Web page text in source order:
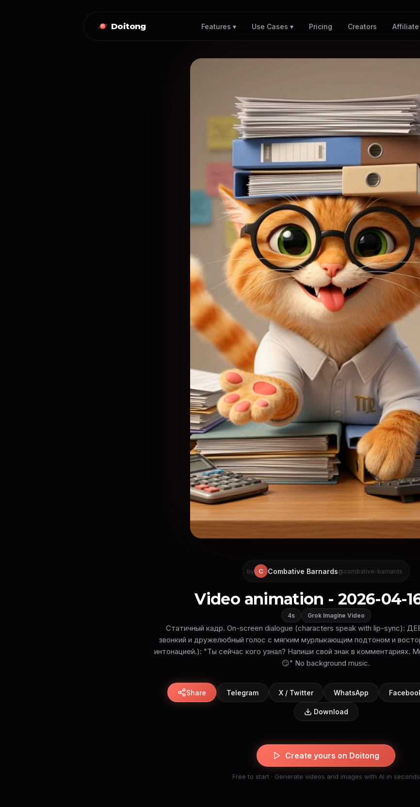
Doitong Features ▾ Use Cases ▾ Pricing Creators Affiliate
by C Combative Barnards@combative-barnards
Video animation - 2026-04-16
4s Grok Imagine Video
Статичный кадр. On-screen dialogue (characters speak with lip-sync):
звонкий и дружелюбный голос с мягким мурлыкающим подтоном и
интонацией.): "Ты сейчас кого узнал? Напиши свой знак в комментариях.
😏" No background music.
Share Telegram X / Twitter WhatsApp
Download
Create yours on Doitong
Free to start · Generate videos and images with AI in seconds